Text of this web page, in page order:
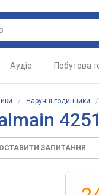
Аудіо Побутова
/ Наручні годинники /
ЗАПИТАННЯ